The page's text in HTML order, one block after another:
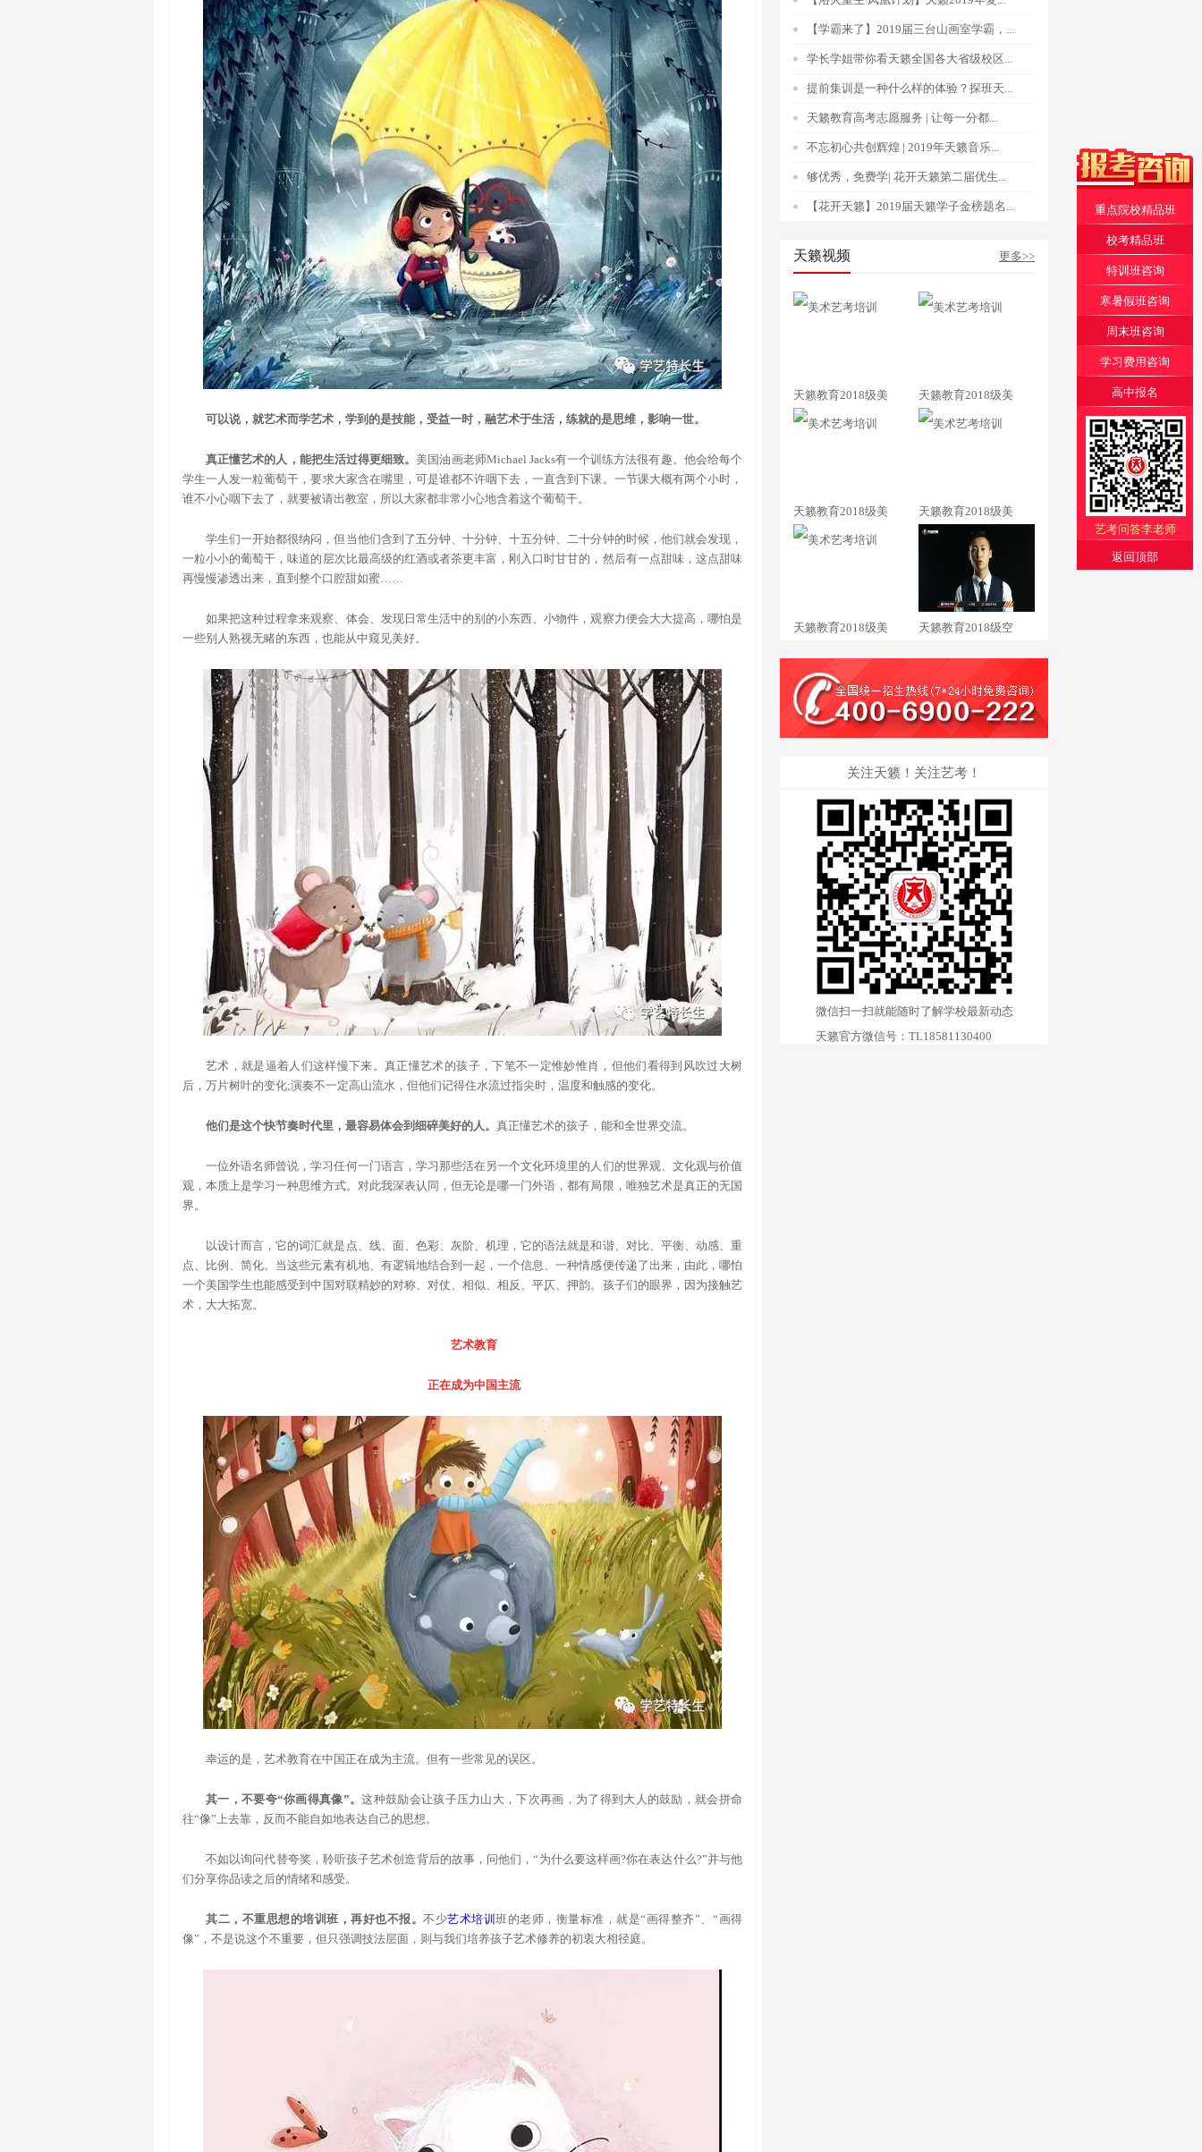
可以说，就艺术而学艺术，学到的是技能，受益一时，融艺术于生活，练就的是思维，影响一世。
真正懂艺术的人，能把生活过得更细致。 美国油画老师Michael Jacks有一个训练方法很有趣。他会给每个
学生一人发一粒葡萄干，要求大家含在嘴里，可是谁都不许咽下去，一直含到下课。一节课大概有两个小时，
谁不小心咽下去了，就要被请出教室，所以大家都非常小心地含着这个葡萄干。
学生们一开始都很纳闷，但当他们含到了五分钟、十分钟、十五分钟、二十分钟的时候，他们就会发现，
一粒小小的葡萄干，味道的层次比最高级的红酒或者茶更丰富，刚入口时甘甘的，然后有一点甜味，这点甜味
再慢慢渗透出来，直到整个口腔甜如蜜……
如果把这种过程拿来观察、体会、发现日常生活中的别的小东西、小物件，观察力便会大大提高，哪怕是
一些别人熟视无睹的东西，也能从中窥见美好。
艺术，就是逼着人们这样慢下来。真正懂艺术的孩子，下笔不一定惟妙惟肖，但他们看得到风吹过大树
后，万片树叶的变化;演奏不一定高山流水，但他们记得住水流过指尖时，温度和触感的变化。
他们是这个快节奏时代里，最容易体会到细碎美好的人。 真正懂艺术的孩子，能和全世界交流。
一位外语名师曾说，学习任何一门语言，学习那些活在另一个文化环境里的人们的世界观、文化观与价值
观，本质上是学习一种思维方式。对此我深表认同，但无论是哪一门外语，都有局限，唯独艺术是真正的无国
界。
以设计而言，它的词汇就是点、线、面、色彩、灰阶、机理，它的语法就是和谐、对比、平衡、动感、重
点、比例、简化。当这些元素有机地、有逻辑地结合到一起，一个信息、一种情感便传递了出来，由此，哪怕
一个美国学生也能感受到中国对联精妙的对称、对仗、相似、相反、平仄、押韵。孩子们的眼界，因为接触艺
术，大大拓宽。
艺术教育
正在成为中国主流
幸运的是，艺术教育在中国正在成为主流。但有一些常见的误区。
其一，不要夸“你画得真像”。这种鼓励会让孩子压力山大，下次再画，为了得到大人的鼓励，就会拼命
往“像”上去靠，反而不能自如地表达自己的思想。
不如以询问代替夸奖，聆听孩子艺术创造背后的故事，问他们，“为什么要这样画?你在表达什么?”并与他
们分享你品读之后的情绪和感受。
其二，不重思想的培训班，再好也不报。不少艺术培训班的老师，衡量标准，就是“画得整齐”、“画得
像”，不是说这个不重要，但只强调技法层面，则与我们培养孩子艺术修养的初衷大相径庭。
【学霸来了】2019届三台山画室学霸，...
学长学姐带你看天籁全国各大省级校区...
提前集训是一种什么样的体验？探班天...
天籁教育高考志愿服务 | 让每一分都...
不忘初心共创辉煌 | 2019年天籁音乐...
够优秀，免费学| 花开天籁第二届优生...
【花开天籁】2019届天籁学子金榜题名...
天籁视频 更多>>
天籁教育2018级美 天籁教育2018级美
天籁教育2018级美 天籁教育2018级美
天籁教育2018级美 天籁教育2018级空
关注天籁！关注艺考！
微信扫一扫就能随时了解学校最新动态
天籁官方微信号：TL18581130400
重点院校精品班
校考精品班
特训班咨询
寒暑假班咨询
周末班咨询
学习费用咨询
高中报名
艺考问答李老师
返回顶部